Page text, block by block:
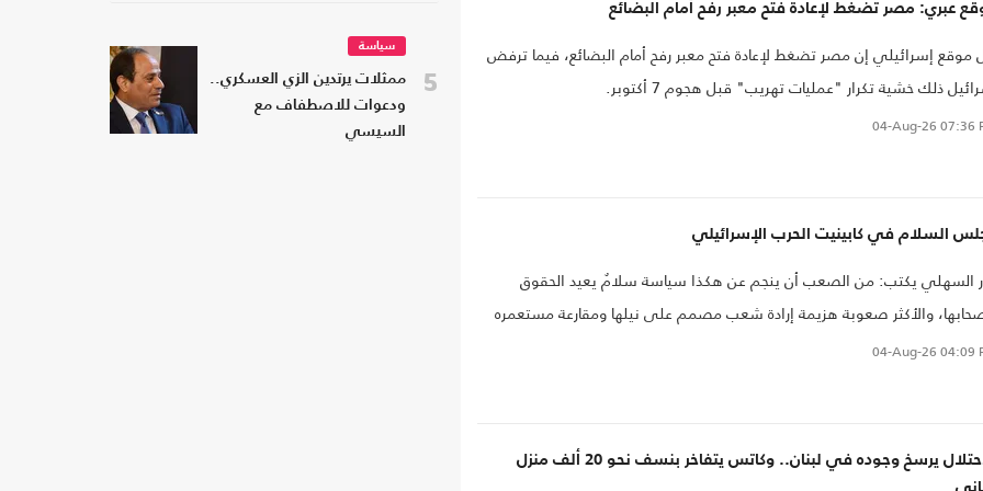
عبري: مصر تضغط لإعادة فتح معبر رفح أمام البضائع
موقع إسرائيلي إن مصر تضغط لإعادة فتح معبر رفح أمام البضائع، فيما ترفض
ذلك خشية تكرار "عمليات تهريب" قبل هجوم 7 أكتوبر.
04-Aug-26 07:36
السلام في كابينيت الحرب الإسرائيلي
السهلي يكتب: من الصعب أن ينجم عن هكذا سياسة سلامٌ يعيد الحقوق
والأكثر صعوبة هزيمة إرادة شعب مصمم على نيلها ومقارعة مستعمره
الوسائل والإمكانات، الأمر الذي يجسد نفسه بشكل يثير قلق بن غفير
المستسلمون لإرادته، وتلك قصة طويلة للذين هم مقتنعون بأنه لا بديل
غير قبول ما يطرحه عليهم الإسرائيلي من اعتراض، ما دام الأمر لا يحتاج التزاماً
04-Aug-26 04:09
الاحتلال يرسخ وجوده في لبنان.. وكاتس يتفاخر بنسف نحو 20 ألف منزل
5
سياسة
ممثلات يرتدين الزي العسكري..
ودعوات للاصطفاف مع
السيسي